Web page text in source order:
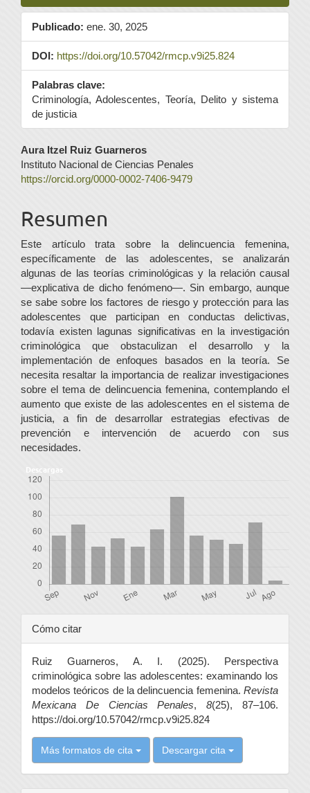
Publicado: ene. 30, 2025
DOI: https://doi.org/10.57042/rmcp.v9i25.824
Palabras clave:
Criminología, Adolescentes, Teoría, Delito y sistema
de justicia
Contenido
principal
artículo
Aura Itzel Ruiz Guarneros
Instituto Nacional de Ciencias Penales
https://orcid.org/0000-0002-7406-9479
Resumen
Este artículo trata sobre la delincuencia femenina,
específicamente de las adolescentes, se analizarán
algunas de las teorías criminológicas y la relación causal
—explicativa de dicho fenómeno—. Sin embargo, aunque
se sabe sobre los factores de riesgo y protección para las
adolescentes que participan en conductas delictivas,
todavía existen lagunas significativas en la investigación
criminológica que obstaculizan el desarrollo y la
implementación de enfoques basados en la teoría. Se
necesita resaltar la importancia de realizar investigaciones
sobre el tema de delincuencia femenina, contemplando el
aumento que existe de las adolescentes en el sistema de
justicia, a fin de desarrollar estrategias efectivas de
prevención e intervención de acuerdo con sus
necesidades.
Descargas
Detalles
del
artículo
Cómo citar
Ruiz Guarneros, A. I. (2025). Perspectiva
criminológica sobre las adolescentes: examinando los
modelos teóricos de la delincuencia femenina. Revista
Mexicana De Ciencias Penales,8(25), 87–106.
https://doi.org/10.57042/rmcp.v9i25.824
Más formatos de cita Descargar cita